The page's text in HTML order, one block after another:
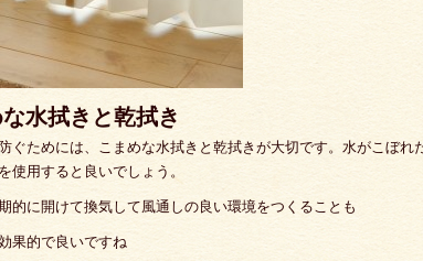
水拭きと乾拭き
ぐためには、こまめな水拭きと乾拭きが大切です。水がこぼれ
使用すると良いでしょう。
的に開けて換気して風通しの良い環境をつくることも
果的で良いですね